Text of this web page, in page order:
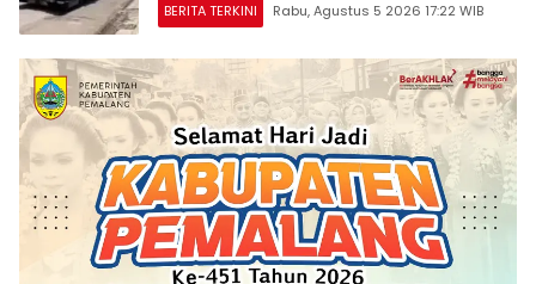
BERITA TERKINI Rabu, Agustus 5 2026 17:22 WIB